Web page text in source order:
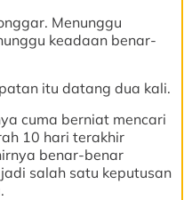
Menunggu
keadaan benar-
itu datang dua kali.
cuma berniat mencari
10 hari terakhir
benar-benar
salah satu keputusan